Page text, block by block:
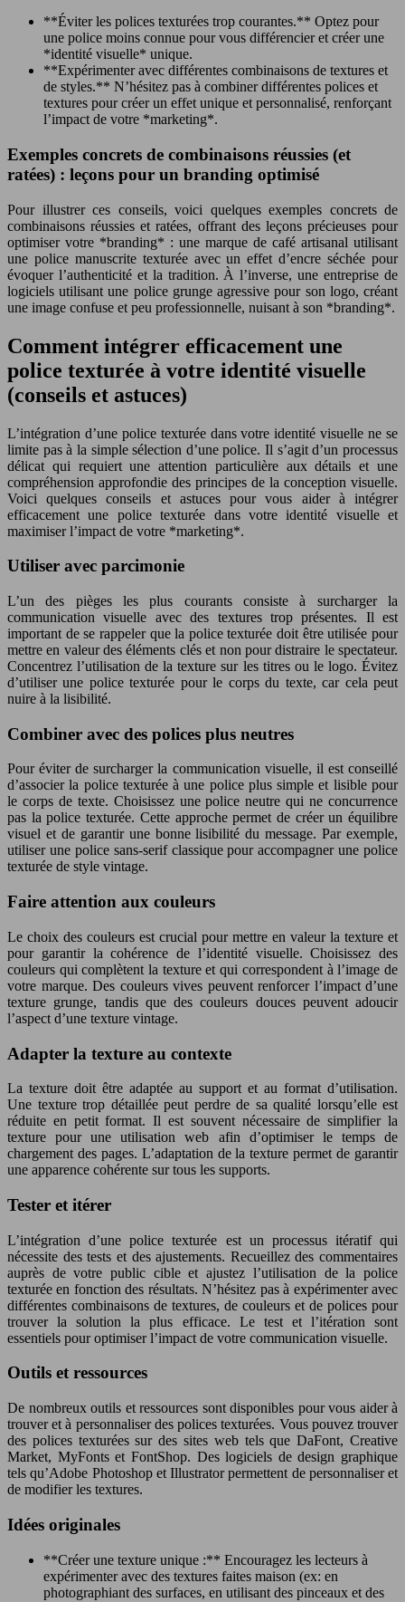
**Éviter les polices texturées trop courantes.** Optez pour
une police moins connue pour vous différencier et créer une
*identité visuelle* unique.
**Expérimenter avec différentes combinaisons de textures et
de styles.** N’hésitez pas à combiner différentes polices et
textures pour créer un effet unique et personnalisé, renforçant
l’impact de votre *marketing*.
Exemples concrets de combinaisons réussies (et
ratées) : leçons pour un branding optimisé
Pour illustrer ces conseils, voici quelques exemples concrets de
combinaisons réussies et ratées, offrant des leçons précieuses pour
optimiser votre *branding* : une marque de café artisanal utilisant
une police manuscrite texturée avec un effet d’encre séchée pour
évoquer l’authenticité et la tradition. À l’inverse, une entreprise de
logiciels utilisant une police grunge agressive pour son logo, créant
une image confuse et peu professionnelle, nuisant à son *branding*.
Comment intégrer efficacement une
police texturée à votre identité visuelle
(conseils et astuces)
L’intégration d’une police texturée dans votre identité visuelle ne se
limite pas à la simple sélection d’une police. Il s’agit d’un processus
délicat qui requiert une attention particulière aux détails et une
compréhension approfondie des principes de la conception visuelle.
Voici quelques conseils et astuces pour vous aider à intégrer
efficacement une police texturée dans votre identité visuelle et
maximiser l’impact de votre *marketing*.
Utiliser avec parcimonie
L’un des pièges les plus courants consiste à surcharger la
communication visuelle avec des textures trop présentes. Il est
important de se rappeler que la police texturée doit être utilisée pour
mettre en valeur des éléments clés et non pour distraire le spectateur.
Concentrez l’utilisation de la texture sur les titres ou le logo. Évitez
d’utiliser une police texturée pour le corps du texte, car cela peut
nuire à la lisibilité.
Combiner avec des polices plus neutres
Pour éviter de surcharger la communication visuelle, il est conseillé
d’associer la police texturée à une police plus simple et lisible pour
le corps de texte. Choisissez une police neutre qui ne concurrence
pas la police texturée. Cette approche permet de créer un équilibre
visuel et de garantir une bonne lisibilité du message. Par exemple,
utiliser une police sans-serif classique pour accompagner une police
texturée de style vintage.
Faire attention aux couleurs
Le choix des couleurs est crucial pour mettre en valeur la texture et
pour garantir la cohérence de l’identité visuelle. Choisissez des
couleurs qui complètent la texture et qui correspondent à l’image de
votre marque. Des couleurs vives peuvent renforcer l’impact d’une
texture grunge, tandis que des couleurs douces peuvent adoucir
l’aspect d’une texture vintage.
Adapter la texture au contexte
La texture doit être adaptée au support et au format d’utilisation.
Une texture trop détaillée peut perdre de sa qualité lorsqu’elle est
réduite en petit format. Il est souvent nécessaire de simplifier la
texture pour une utilisation web afin d’optimiser le temps de
chargement des pages. L’adaptation de la texture permet de garantir
une apparence cohérente sur tous les supports.
Tester et itérer
L’intégration d’une police texturée est un processus itératif qui
nécessite des tests et des ajustements. Recueillez des commentaires
auprès de votre public cible et ajustez l’utilisation de la police
texturée en fonction des résultats. N’hésitez pas à expérimenter avec
différentes combinaisons de textures, de couleurs et de polices pour
trouver la solution la plus efficace. Le test et l’itération sont
essentiels pour optimiser l’impact de votre communication visuelle.
Outils et ressources
De nombreux outils et ressources sont disponibles pour vous aider à
trouver et à personnaliser des polices texturées. Vous pouvez trouver
des polices texturées sur des sites web tels que DaFont, Creative
Market, MyFonts et FontShop. Des logiciels de design graphique
tels qu’Adobe Photoshop et Illustrator permettent de personnaliser et
de modifier les textures.
Idées originales
**Créer une texture unique :** Encouragez les lecteurs à
expérimenter avec des textures faites maison (ex: en
photographiant des surfaces, en utilisant des pinceaux et des